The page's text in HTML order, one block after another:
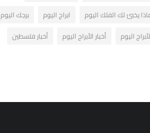
يخبئ لك الفلك اليوم
ابراج اليوم
برجك اليوم
اليوم
أخبار الأبراج اليوم أخبار فلسطين